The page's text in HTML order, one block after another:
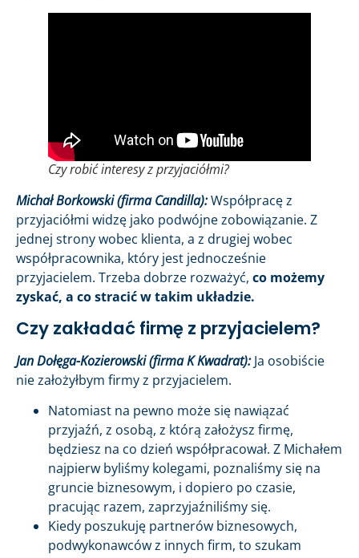
Czy robić interesy z przyjaciółmi?
Michał Borkowski (firma Candilla):Współpracę z
przyjaciółmi widzę jako podwójne zobowiązanie. Z
jednej strony wobec klienta, a z drugiej wobec
współpracownika, który jest jednocześnie
przyjacielem. Trzeba dobrze rozważyć, co możemy
zyskać, a co stracić w takim układzie.
Czy zakładać firmę z przyjacielem?
Jan Dołęga-Kozierowski (firma K Kwadrat):Ja osobiście
nie założyłbym firmy z przyjacielem.
Natomiast na pewno może się nawiązać
przyjaźń, z osobą, z którą założysz firmę,
będziesz na co dzień współpracował. Z Michałem
najpierw byliśmy kolegami, poznaliśmy się na
gruncie biznesowym, i dopiero po czasie,
pracując razem, zaprzyjaźniliśmy się.
Kiedy poszukuję partnerów biznesowych,
podwykonawców z innych firm, to szukam